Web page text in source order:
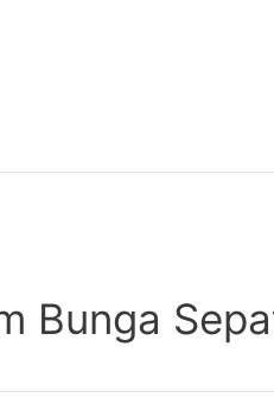
Bunga